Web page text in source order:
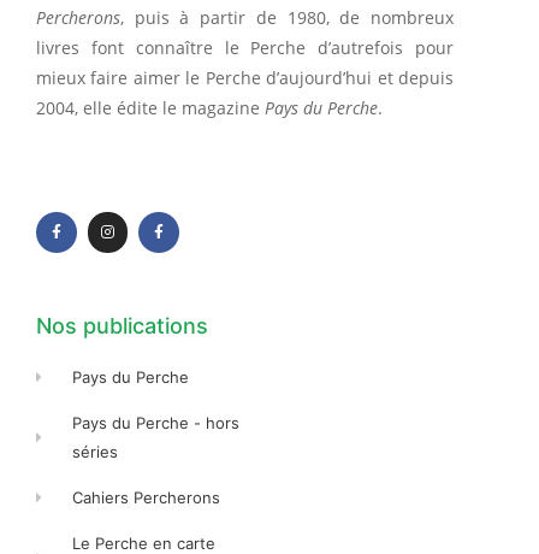
Percherons, puis à partir de 1980, de nombreux
livres font connaître le Perche d’autrefois pour
mieux faire aimer le Perche d’aujourd’hui et depuis
2004, elle édite le magazine Pays du Perche.
c
e
b
o
s
t
a
g
c
e
b
o
Nos publications
Pays du Perche
Pays du Perche - hors
séries
Cahiers Percherons
Le Perche en carte